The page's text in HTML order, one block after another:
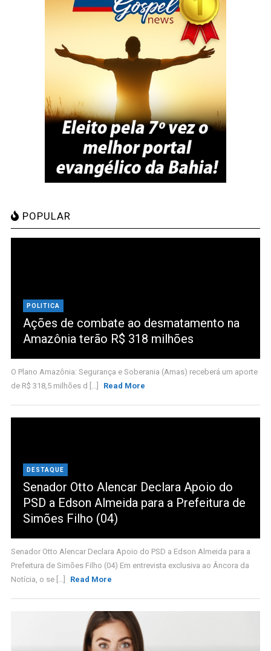
POPULAR
POLITICA
Ações de combate ao desmatamento na
Amazônia terão R$ 318 milhões
O Plano Amazônia: Segurança e Soberania (Amas) receberá um aporte
de R$ 318,5 milhões d [...]
Read More
DESTAQUE
Senador Otto Alencar Declara Apoio do
PSD a Edson Almeida para a Prefeitura de
Simões Filho (04)
Senador Otto Alencar Declara Apoio do PSD a Edson Almeida para a
Prefeitura de Simões Filho (04) Em entrevista exclusiva ao Âncora da
Notícia, o se [...]
Read More